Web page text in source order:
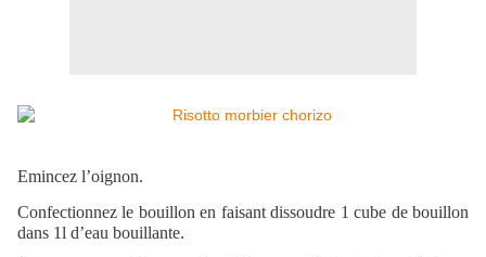
Emincez l’oignon.
Confectionnez le bouillon en faisant dissoudre 1 cube de bouillon
dans 1l d’eau bouillante.